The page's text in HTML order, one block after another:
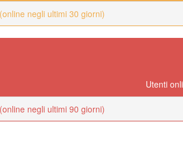
negli ultimi 30 giorni)
Utenti
negli ultimi 90 giorni)